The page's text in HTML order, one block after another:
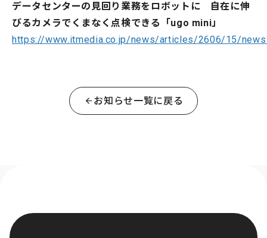
データセンターの見回り業務をロボットに 自在に伸
びるカメラでくまなく点検できる「ugo mini」
https://www.itmedia.co.jp/news/articles/2606/15/
お知らせ一覧に戻る